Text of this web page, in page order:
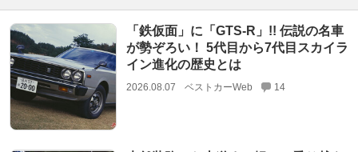
「鉄仮面」に「GTS-R」!! 伝説の名車
が勢ぞろい！ 5代目から7代目スカイラ
イン進化の歴史とは
2026.08.07 ベストカーWeb 14